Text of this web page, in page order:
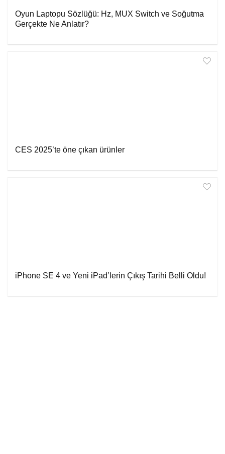
Oyun Laptopu Sözlüğü: Hz, MUX Switch ve Soğutma
Gerçekte Ne Anlatır?
CES 2025’te öne çıkan ürünler
iPhone SE 4 ve Yeni iPad’lerin Çıkış Tarihi Belli Oldu!